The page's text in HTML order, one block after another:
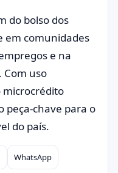
do bolso dos
em comunidades
e na
Com uso
microcrédito
peça-chave para o
do país.
WhatsApp